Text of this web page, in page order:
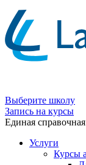
Выберите школу
Запись на курсы
Единая справочная
Услуги
Курсы